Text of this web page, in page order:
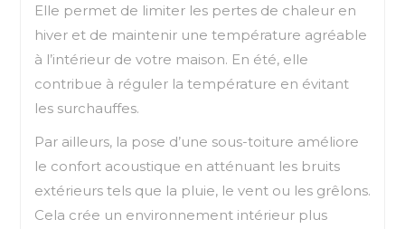
Elle permet de limiter les pertes de chaleur en
hiver et de maintenir une température agréable
à l’intérieur de votre maison. En été, elle
contribue à réguler la température en évitant
les surchauffes.
Par ailleurs, la pose d’une sous-toiture améliore
le confort acoustique en atténuant les bruits
extérieurs tels que la pluie, le vent ou les grêlons.
Cela crée un environnement intérieur plus